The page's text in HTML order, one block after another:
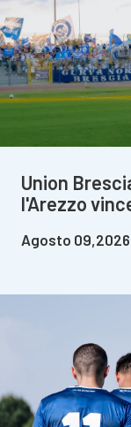
Union
l'Arezzo
Agosto 09,2026